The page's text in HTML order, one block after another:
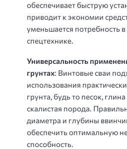
обеспечивает быструю
приводит к экономии
уменьшается потребность
спецтехнике.
Универсальность
грунтах: Винтовые сваи
использования
грунта, будь то песок,
скалистая порода.
диаметра и глубины
обеспечить оптимальную
способность.